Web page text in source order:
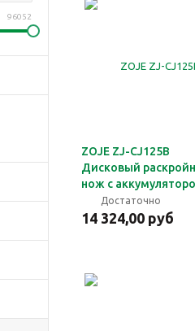
96052
ZOJE ZJ-CJ125B
Дисковый
нож с
Достаточно
14 324,00 руб